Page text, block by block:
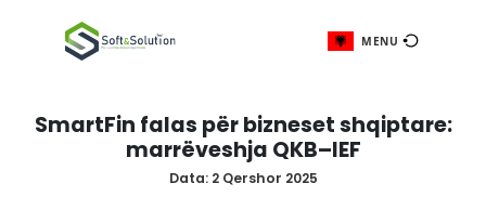
SmartFin falas për bizneset
marrëveshja QKB–IEF